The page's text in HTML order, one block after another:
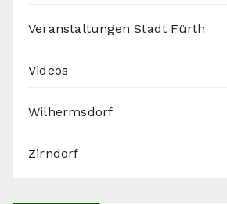
Veranstaltungen Stadt Fürth
Videos
Wilhermsdorf
Zirndorf